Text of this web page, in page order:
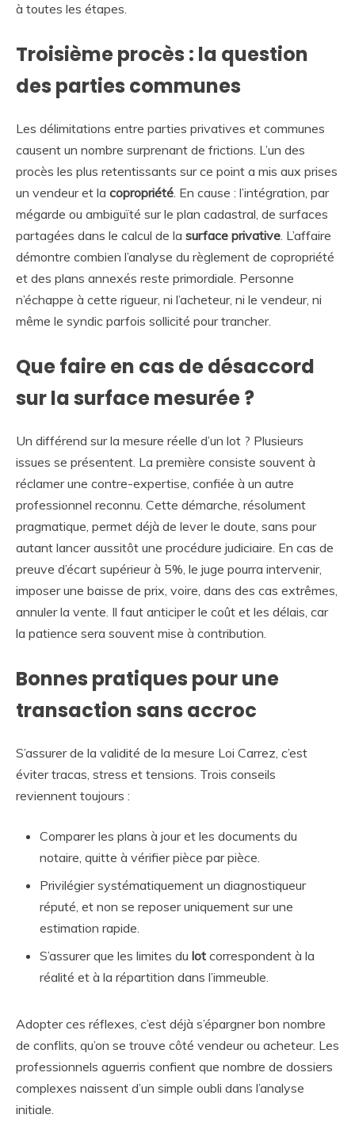
à toutes les étapes.
Troisième procès : la question
des parties communes
Les délimitations entre parties privatives et communes
causent un nombre surprenant de frictions. L’un des
procès les plus retentissants sur ce point a mis aux prises
un vendeur et la copropriété. En cause : l’intégration, par
mégarde ou ambiguïté sur le plan cadastral, de surfaces
partagées dans le calcul de la surface privative. L’affaire
démontre combien l’analyse du règlement de copropriété
et des plans annexés reste primordiale. Personne
n’échappe à cette rigueur, ni l’acheteur, ni le vendeur, ni
même le syndic parfois sollicité pour trancher.
Que faire en cas de désaccord
sur la surface mesurée ?
Un différend sur la mesure réelle d’un lot ? Plusieurs
issues se présentent. La première consiste souvent à
réclamer une contre-expertise, confiée à un autre
professionnel reconnu. Cette démarche, résolument
pragmatique, permet déjà de lever le doute, sans pour
autant lancer aussitôt une procédure judiciaire. En cas de
preuve d’écart supérieur à 5%, le juge pourra intervenir,
imposer une baisse de prix, voire, dans des cas extrêmes,
annuler la vente. Il faut anticiper le coût et les délais, car
la patience sera souvent mise à contribution.
Bonnes pratiques pour une
transaction sans accroc
S’assurer de la validité de la mesure Loi Carrez, c’est
éviter tracas, stress et tensions. Trois conseils
reviennent toujours :
Comparer les plans à jour et les documents du
notaire, quitte à vérifier pièce par pièce.
Privilégier systématiquement un diagnostiqueur
réputé, et non se reposer uniquement sur une
estimation rapide.
S’assurer que les limites du lot correspondent à la
réalité et à la répartition dans l’immeuble.
Adopter ces réflexes, c’est déjà s’épargner bon nombre
de conflits, qu’on se trouve côté vendeur ou acheteur. Les
professionnels aguerris confient que nombre de dossiers
complexes naissent d’un simple oubli dans l’analyse
initiale.